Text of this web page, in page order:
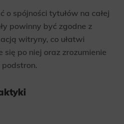
spójności tytułów na całej
powinny być zgodne z
witryny, co ułatwi
po niej oraz zrozumienie